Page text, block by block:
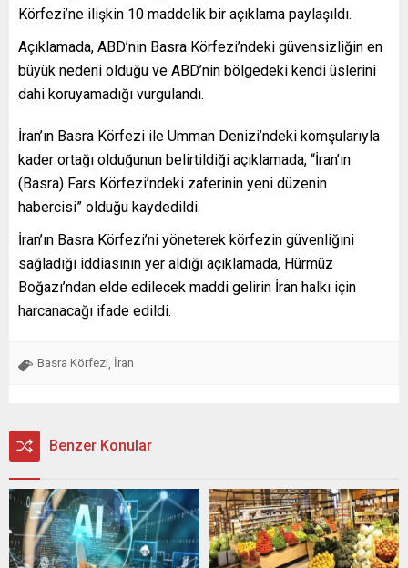
Körfezi’ne ilişkin 10 maddelik bir açıklama paylaşıldı.
Açıklamada, ABD’nin Basra Körfezi’ndeki güvensizliğin en
büyük nedeni olduğu ve ABD’nin bölgedeki kendi üslerini
dahi koruyamadığı vurgulandı.
İran’ın Basra Körfezi ile Umman Denizi’ndeki komşularıyla
kader ortağı olduğunun belirtildiği açıklamada, “İran’ın
(Basra) Fars Körfezi’ndeki zaferinin yeni düzenin
habercisi” olduğu kaydedildi.
İran’ın Basra Körfezi’ni yöneterek körfezin güvenliğini
sağladığı iddiasının yer aldığı açıklamada, Hürmüz
Boğazı’ndan elde edilecek maddi gelirin İran halkı için
harcanacağı ifade edildi.
Basra Körfezi İran
Benzer Konular